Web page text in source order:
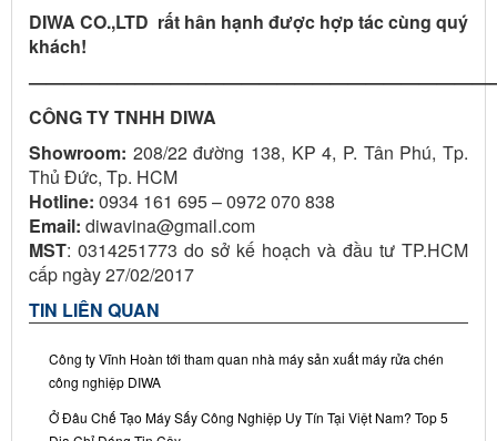
DIWA CO.,LTD rất hân hạnh được hợp tác cùng quý
khách!
CÔNG TY TNHH DIWA
Showroom: 208/22 đường 138, KP 4, P. Tân Phú, Tp.
Thủ Đức, Tp. HCM
Hotline: 0934 161 695 – 0972 070 838
Email: diwavina@gmail.com
MST: 0314251773 do sở kế hoạch và đầu tư TP.HCM
cấp ngày 27/02/2017
TIN LIÊN QUAN
Công ty Vĩnh Hoàn tới tham quan nhà máy sản xuất máy rửa chén
công nghiệp DIWA
Ở Đâu Chế Tạo Máy Sấy Công Nghiệp Uy Tín Tại Việt Nam? Top 5